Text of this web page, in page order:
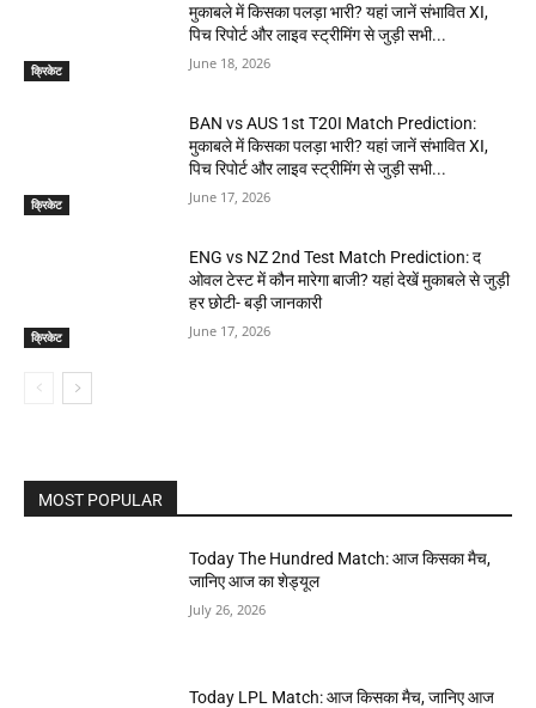
क्रिकेट
मुकाबले में किसका पलड़ा भारी? यहां जानें संभावित XI,
पिच रिपोर्ट और लाइव स्ट्रीमिंग से जुड़ी सभी...
June 18, 2026
क्रिकेट
BAN vs AUS 1st T20I Match Prediction:
मुकाबले में किसका पलड़ा भारी? यहां जानें संभावित XI,
पिच रिपोर्ट और लाइव स्ट्रीमिंग से जुड़ी सभी...
June 17, 2026
क्रिकेट
ENG vs NZ 2nd Test Match Prediction: द
ओवल टेस्ट में कौन मारेगा बाजी? यहां देखें मुकाबले से जुड़ी
हर छोटी- बड़ी जानकारी
June 17, 2026
MOST POPULAR
Today The Hundred Match: आज किसका मैच,
जानिए आज का शेड्यूल
July 26, 2026
Today LPL Match: आज किसका मैच, जानिए आज